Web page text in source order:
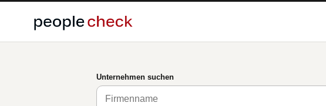
Unternehmen suchen